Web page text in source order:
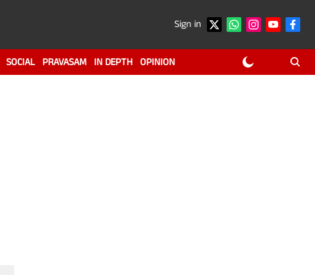
Sign in
SOCIAL PRAVASAM IN DEPTH OPINION